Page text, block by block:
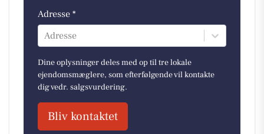
Adresse *
Adresse
Dine oplysninger deles med op til tre lokale
ejendomsmæglere, som efterfølgende vil kontakte
dig vedr. salgsvurdering.
Bliv kontaktet